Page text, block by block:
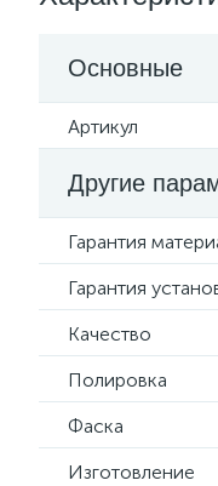
Основные
Артикул
Другие
Гарантия
Гарантия
Качество
Полировка
Фаска
Изготовление